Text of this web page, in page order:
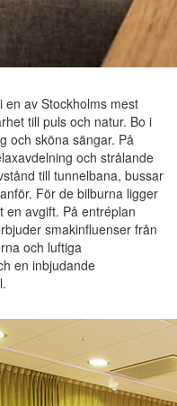
en av Stockholms mest
till puls och natur. Bo i
och sköna sängar. På
och strålande
till tunnelbana, bussar
För de bilburna ligger
en avgift. På entréplan
smakinfluenser från
och luftiga
en inbjudande